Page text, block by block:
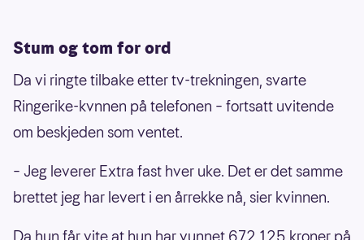
Stum og tom for ord
Da vi ringte tilbake etter tv-trekningen, svarte
Ringerike-kvnnen på telefonen – fortsatt uvitende
om beskjeden som ventet.
– Jeg leverer Extra fast hver uke. Det er det samme
brettet jeg har levert i en årrekke nå, sier kvinnen.